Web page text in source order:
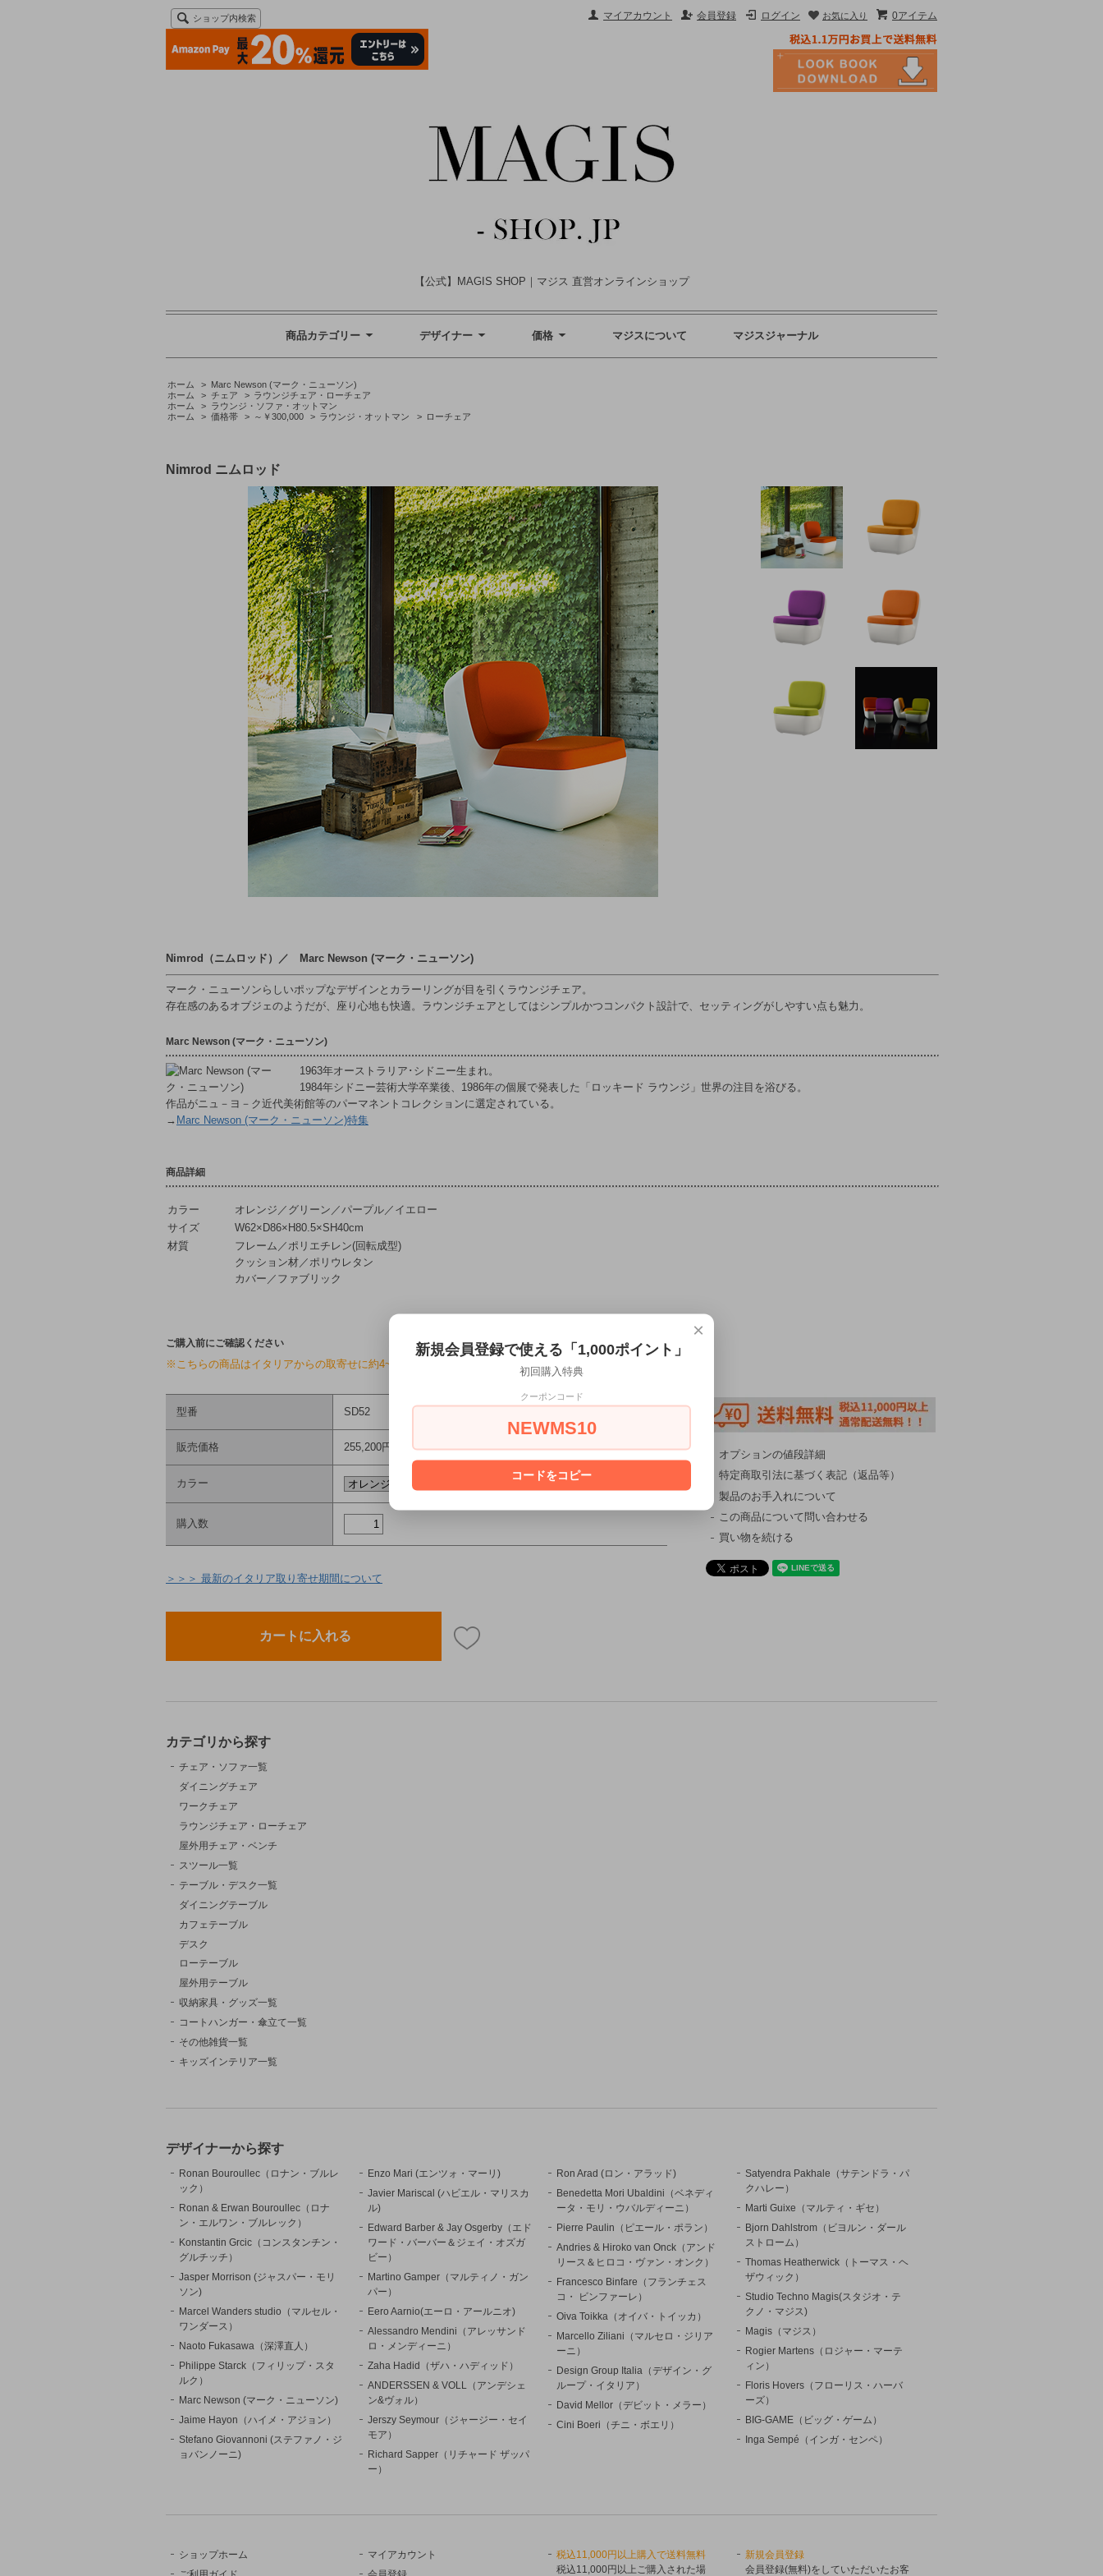
お気に入り 0アイテム
ログイン
会員登録
マイアカウント
ショップ内検索
【公式】MAGIS SHOP｜マジス 直営オンラインショップ
商品カテゴリー デザイナー 価格 マジスについて マジスジャーナル
ホーム > Marc Newson (マーク・ニューソン)
ホーム
> チェア > ラウンジチェア・ローチェア
ホーム
> ラウンジ・ソファ・オットマン
ホーム
> 価格帯 > ～￥300,000 > ラウンジ・オットマン > ローチェア
Nimrod ニムロッド
Nimrod（ニムロッド）／ Marc Newson (マーク・ニューソン)
マーク・ニューソンらしいポップなデザインとカラーリングが目を引くラウンジチェア。
存在感のあるオブジェのようだが、座り心地も快適。ラウンジチェアとしてはシンプルかつコンパクト設計で、セッティングがしやすい点も魅力。
Marc Newson (マーク・ニューソン)
1963年オーストラリア･シドニー生まれ。
1984年シドニー芸術大学卒業後、1986年の個展で発表した「ロッキード ラウンジ」世界の注目を浴びる。
作品がニュ－ヨ－ク近代美術館等のパーマネントコレクションに選定されている。
→ Marc Newson (マーク・ニューソン)特集
商品詳細
カラー
オレンジ／グリーン／パープル／イエロー
サイズ
W62×D86×H80.5×SH40cm
材質
フレーム／ポリエチレン(回転成型)
クッション材／ポリウレタン
カバー／ファブリック
ご購入前にご確認ください
※こちらの商品はイタリアからの取寄せに約4~6ヶ月程かかります。詳しくはお問合せください。
型番 SD52
販売価格 255,200円(税込)
カラー
購入数
＞＞＞ 最新のイタリア取り寄せ期間について
オプションの値段詳細
特定商取引法に基づく表記（返品等）
製品のお手入れについて
この商品について問い合わせる
買い物を続ける
カテゴリから探す
チェア・ソファ一覧
ダイニングチェア
ワークチェア
ラウンジチェア・ローチェア
屋外用チェア・ベンチ
スツール一覧
テーブル・デスク一覧
ダイニングテーブル
カフェテーブル
デスク
ローテーブル
屋外用テーブル
収納家具・グッズ一覧
コートハンガー・傘立て一覧
その他雑貨一覧
キッズインテリア一覧
デザイナーから探す
Ronan Bouroullec（ロナン・ブルレ
ック）
Ronan & Erwan Bouroullec（ロナ
ン・エルワン・ブルレック）
Konstantin Grcic（コンスタンチン・
グルチッチ）
Jasper Morrison (ジャスパー・モリ
ソン)
Marcel Wanders studio（マルセル・
ワンダース）
Naoto Fukasawa（深澤直人）
Philippe Starck（フィリップ・スタ
ルク）
Marc Newson (マーク・ニューソン)
Jaime Hayon（ハイメ・アジョン）
Stefano Giovannoni (ステファノ・ジ
ョバンノーニ)
Enzo Mari (エンツォ・マーリ)
Javier Mariscal (ハビエル・マリスカ
ル)
Edward Barber & Jay Osgerby（エド
ワード・バーバー＆ジェイ・オズガ
ビー）
Martino Gamper（マルティノ・ガン
パー）
Eero Aarnio(エーロ・アールニオ)
Alessandro Mendini（アレッサンド
ロ・メンディーニ）
Zaha Hadid（ザハ・ハディッド）
ANDERSSEN & VOLL（アンデシェ
ン&ヴォル）
Jerszy Seymour（ジャージー・セイ
モア）
Richard Sapper（リチャード ザッパ
ー）
Ron Arad (ロン・アラッド)
Benedetta Mori Ubaldini（ベネディ
ータ・モリ・ウバルディーニ）
Pierre Paulin（ピエール・ポラン）
Andries & Hiroko van Onck（アンド
リース＆ヒロコ・ヴァン・オンク）
Francesco Binfare（フランチェス
コ・ ビンファーレ）
Oiva Toikka（オイバ・トイッカ）
Marcello Ziliani（マルセロ・ジリア
ーニ）
Design Group Italia（デザイン・グ
ループ・イタリア）
David Mellor（デビット・メラー）
Cini Boeri（チニ・ボエリ）
Satyendra Pakhale（サテンドラ・パ
クハレー）
Marti Guixe（マルティ・ギセ）
Bjorn Dahlstrom（ビヨルン・ダール
ストローム）
Thomas Heatherwick（トーマス・ヘ
ザウィック）
Studio Techno Magis(スタジオ・テ
クノ・マジス)
Magis（マジス）
Rogier Martens（ロジャー・マーテ
ィン）
Floris Hovers（フローリス・ハーバ
ーズ）
BIG-GAME（ビッグ・ゲーム）
Inga Sempé（インガ・センペ）
ショップホーム
マイアカウント
税込11,000円以上購入で送料無料
税込11,000円以上ご購入された場
新規会員登録
会員登録(無料)をしていただいたお客
×
新規会員登録で使える「1,000ポイント」
初回購入特典
クーポンコード
NEWMS10
コードをコピー